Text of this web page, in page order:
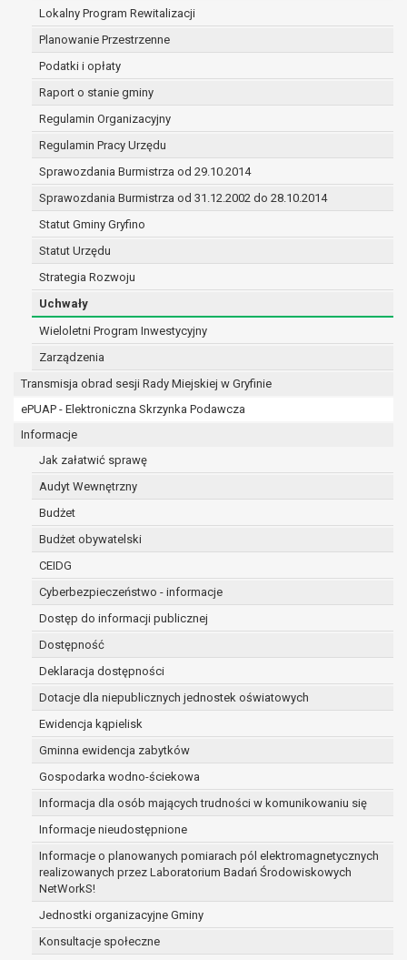
Lokalny Program Rewitalizacji
Planowanie Przestrzenne
Podatki i opłaty
Raport o stanie gminy
Regulamin Organizacyjny
Regulamin Pracy Urzędu
Sprawozdania Burmistrza od 29.10.2014
Sprawozdania Burmistrza od 31.12.2002 do 28.10.2014
Statut Gminy Gryfino
Statut Urzędu
Strategia Rozwoju
Uchwały
Wieloletni Program Inwestycyjny
Zarządzenia
Transmisja obrad sesji Rady Miejskiej w Gryfinie
ePUAP - Elektroniczna Skrzynka Podawcza
Informacje
Jak załatwić sprawę
Audyt Wewnętrzny
Budżet
Budżet obywatelski
CEIDG
Cyberbezpieczeństwo - informacje
Dostęp do informacji publicznej
Dostępność
Deklaracja dostępności
Dotacje dla niepublicznych jednostek oświatowych
Ewidencja kąpielisk
Gminna ewidencja zabytków
Gospodarka wodno-ściekowa
Informacja dla osób mających trudności w komunikowaniu się
Informacje nieudostępnione
Informacje o planowanych pomiarach pól elektromagnetycznych
realizowanych przez Laboratorium Badań Środowiskowych
NetWorkS!
Jednostki organizacyjne Gminy
Konsultacje społeczne
(merytorycznych), a także obowiązków i
zadań zleconych przez instytucje
nadrzędne wobec Gminy;
zawarcia i realizacji umów;
ochrony żywotnych interesów osoby, której
wykonania zadania realizowanego w
interesie publicznym lub w ramach
sprawowania władzy publicznej
powierzonej administratorowi;
w pozostałych przypadkach dane osobowe
przetwarzane są wyłącznie na podstawie
wcześniej udzielonej zgody w zakresie i celu
określonym w treści zgody.
W związku z przetwarzaniem danych w celu
wskazanym w pkt. 3, dane osobowe mogą być
udostępniane innym upoważnionym odbiorcom lub
kategoriom odbiorców danych osobowych.
Odbiorcami mogą być:
podmioty, które przetwarzają dane
osobowe w imieniu administratora na
osobowych;
podmioty upoważnione do odbioru danych
przepisów prawa.
Pani/Pana dane osobowe będą przetwarzane
przez okres niezbędny do realizacji celu dla jakiego
zostały zebrane oraz zgodnie z terminami
archiwizacji określonymi przez przepisy prawa
powszechnie obowiązującego.
W przypadku, gdy dane osobowe przetwarzane są
na podstawie zgody osoby, której dane dotyczą
przetwarzanie odbywa się do czasu wycofania tej
zgody.
W przypadku, gdy dane osobowe przetwarzane są
w celu zawarcia i realizacji umowy przetwarzanie
odbywa się przez okres niezbędny do realizacji
zawartej umowy, a po tym czasie w zakresie
wymaganym przez przepisy prawa lub dla
zabezpieczenia ewentualnych roszczeń, a w
przypadku wyrażenia zgody na przetwarzanie
danych po zakończeniu i rozliczeniu umowy, do
czasu wycofania tej zgody.
Ponadto w przypadku umów o dofinansowanie
dane osobowe od momentu pozyskania
przechowywane są przez okres wynikający z